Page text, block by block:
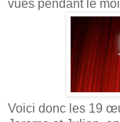
vues pendant le
Voici donc les 19